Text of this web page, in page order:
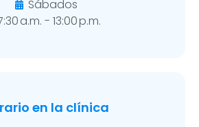
Sábados
a.m. - 13:00 p.m.
en la clínica